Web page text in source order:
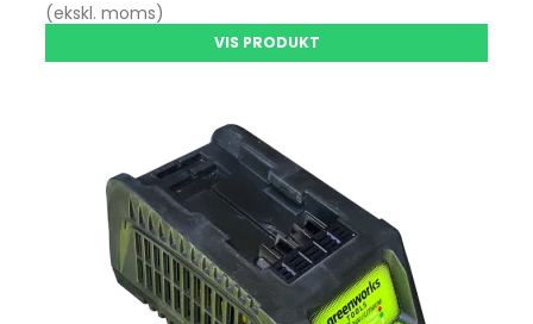
(ekskl. moms)
VIS PRODUKT